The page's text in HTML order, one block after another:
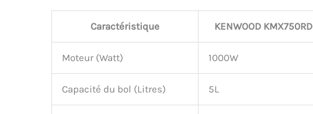
Caractéristique KENWOOD KMX750RD
Moteur (Watt) 1000W
Capacité du bol (Litres) 5L